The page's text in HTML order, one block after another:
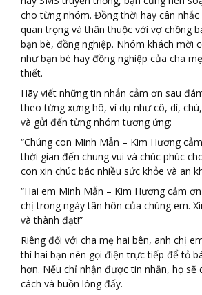
cho từng nhóm. Đồng thời hãy cân
quan trọng và thân thuộc với vợ chồng
bạn bè, đồng nghiệp. Nhóm khách mời
như bạn bè hay đồng nghiệp của cha
thiết.
Hãy viết những tin nhắn cảm ơn sau
theo từng xưng hô, ví dụ như cô, dì,
và gửi đến từng nhóm tương ứng:
“Chúng con Minh Mẫn – Kim Hương
thời gian đến chung vui và chúc phúc
con xin chúc bác nhiều sức khỏe và an
“Hai em Minh Mẫn – Kim Hương cảm
chị trong ngày tân hôn của chúng em.
và thành đạt!”
Riêng đối với cha mẹ hai bên, anh chị
thì hai bạn nên gọi điện trực tiếp để tỏ
hơn. Nếu chỉ nhận được tin nhắn, họ sẽ
cách và buồn lòng đấy.